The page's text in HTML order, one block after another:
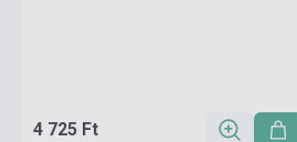
4 725 Ft